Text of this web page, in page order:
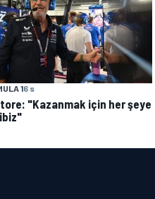
16 s
"Kazanmak için her şeye